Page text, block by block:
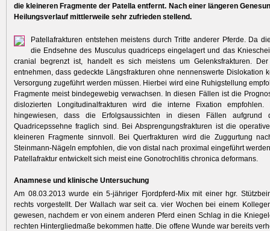
die kleineren Fragmente der Patella entfernt. Nach einer längeren
Heilungsverlauf mittlerweile sehr zufrieden stellend.
Patellafrakturen entstehen meistens durch Tritte anderer Pferde. Da
die Endsehne des Musculus quadriceps eingelagert und das
cranial begrenzt ist, handelt es sich meistens um Gelenksfrakturen.
entnehmen, dass gedeckte Längsfrakturen ohne nennenswerte Dislokation
Versorgung zugeführt werden müssen. Hierbei wird eine Ruhigstellung
Fragmente meist bindegewebig verwachsen. In diesen Fällen ist die
dislozierten Longitudinalfrakturen wird die interne Fixation
hingewiesen, dass die Erfolgsaussichten in diesen Fällen aufgrund
Quadricepssehne fraglich sind. Bei Absprengungsfrakturen ist die
kleineren Fragmente sinnvoll. Bei Querfrakturen wird die Zuggurtung
Steinmann-Nägeln empfohlen, die von distal nach proximal eingeführt
Patell­afraktur entwickelt sich meist eine Gonotrochlitis chronica deformans.
Anamnese und klinische Untersuchung
Am 08.03.2013 wurde ein 5-jähriger Fjordpferd-Mix mit einer hgr.
rechts vorgestellt. Der Wallach war seit ca. vier Wochen bei einem
gewesen, nachdem er von einem anderen Pferd einen Schlag in die
rechten Hintergliedmaße bekommen hatte. Die offene Wunde war bereits